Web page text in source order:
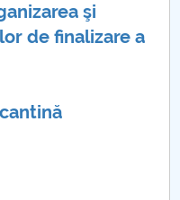
şi
de finalizare a